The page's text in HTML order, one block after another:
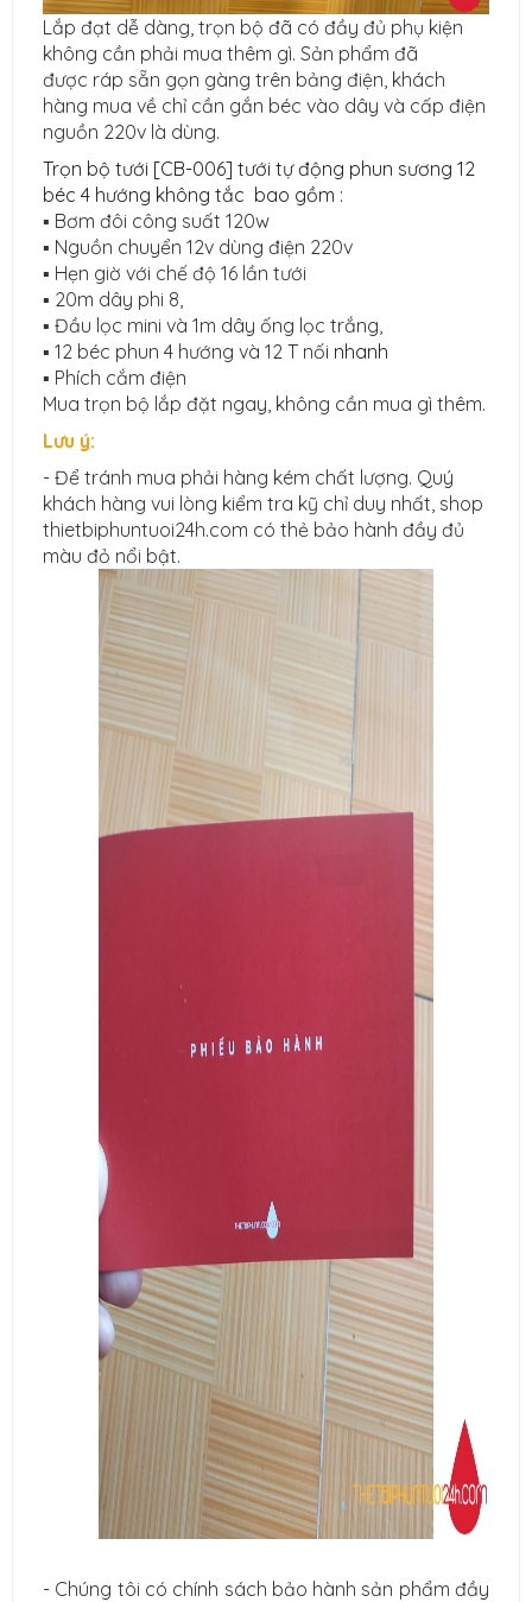
Lắp đạt dễ dàng, trọn bộ đã có đầy đủ phụ kiện
không cần phải mua thêm gì. Sản phẩm đã
được ráp sẵn gọn gàng trên bảng điện, khách
hàng mua về chỉ cần gắn béc vào dây và cấp điện
nguồn 220v là dùng.
Trọn bộ tưới [CB-006] tưới tự động phun sương 12
béc 4 hướng không tắc bao gồm :
▪️ Bơm đôi công suất 120w
▪️ Nguồn chuyển 12v dùng điện 220v
▪️ Hẹn giờ với chế độ 16 lần tưới
▪️ 20m dây phi 8,
▪️ Đầu lọc mini và 1m dây ống lọc trắng,
▪️ 12 béc phun 4 hướng và 12 T nối nhanh
▪️ Phích cắm điện
Mua trọn bộ lắp đặt ngay, không cần mua gì thêm.
Lưu ý:
- Để tránh mua phải hàng kém chất lượng. Quý
khách hàng vui lòng kiểm tra kỹ chỉ duy nhất, shop
thietbiphuntuoi24h.com có thẻ bảo hành đầy đủ
màu đỏ nổi bật.
- Chúng tôi có chính sách bảo hành sản phẩm đầy